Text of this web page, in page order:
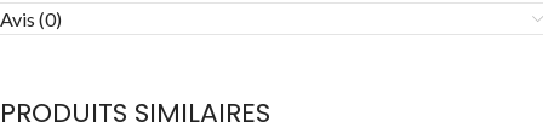
Avis (0)
PRODUITS SIMILAIRES